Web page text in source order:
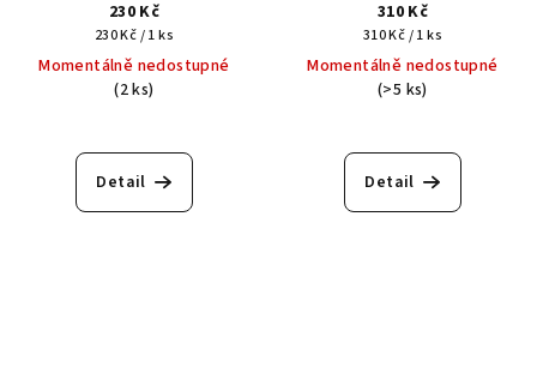
gelovým efektem na
razítkování
230 Kč
Měrná
cena:
230 Kč / 1 ks
Momentálně nedostupné
(2 ks)
Detail
310 Kč
Měrná
cena:
310 Kč / 1 ks
Momentálně nedostupné
(>5 ks)
Detail